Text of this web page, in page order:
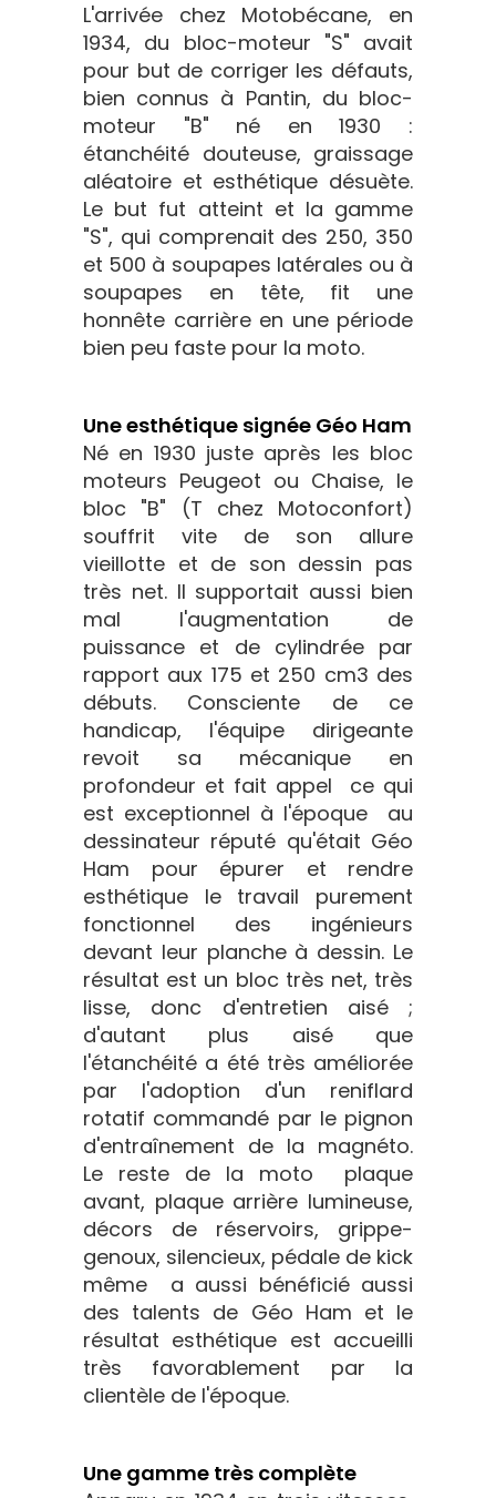
L'arrivée chez Motobécane, en
1934, du bloc-moteur "S" avait
pour but de corriger les défauts,
bien connus à Pantin, du bloc-
moteur "B" né en 1930 :
étanchéité douteuse, graissage
aléatoire et esthétique désuète.
Le but fut atteint et la gamme
"S", qui comprenait des 250, 350
et 500 à soupapes latérales ou à
soupapes en tête, fit une
honnête carrière en une période
bien peu faste pour la moto.
Une esthétique signée Géo Ham
Né en 1930 juste après les bloc
moteurs Peugeot ou Chaise, le
bloc "B" (T chez Motoconfort)
souffrit vite de son allure
vieillotte et de son dessin pas
très net. Il supportait aussi bien
mal l'augmentation de
puissance et de cylindrée par
rapport aux 175 et 250 cm3 des
débuts. Consciente de ce
handicap, l'équipe dirigeante
revoit sa mécanique en
profondeur et fait appel  ce qui
est exceptionnel à l'époque  au
dessinateur réputé qu'était Géo
Ham pour épurer et rendre
esthétique le travail purement
fonctionnel des ingénieurs
devant leur planche à dessin. Le
résultat est un bloc très net, très
lisse, donc d'entretien aisé ;
d'autant plus aisé que
l'étanchéité a été très améliorée
par l'adoption d'un reniflard
rotatif commandé par le pignon
d'entraînement de la magnéto.
Le reste de la moto  plaque
avant, plaque arrière lumineuse,
décors de réservoirs, grippe-
genoux, silencieux, pédale de kick
même  a aussi bénéficié aussi
des talents de Géo Ham et le
résultat esthétique est accueilli
très favorablement par la
clientèle de l'époque.
Une gamme très complète